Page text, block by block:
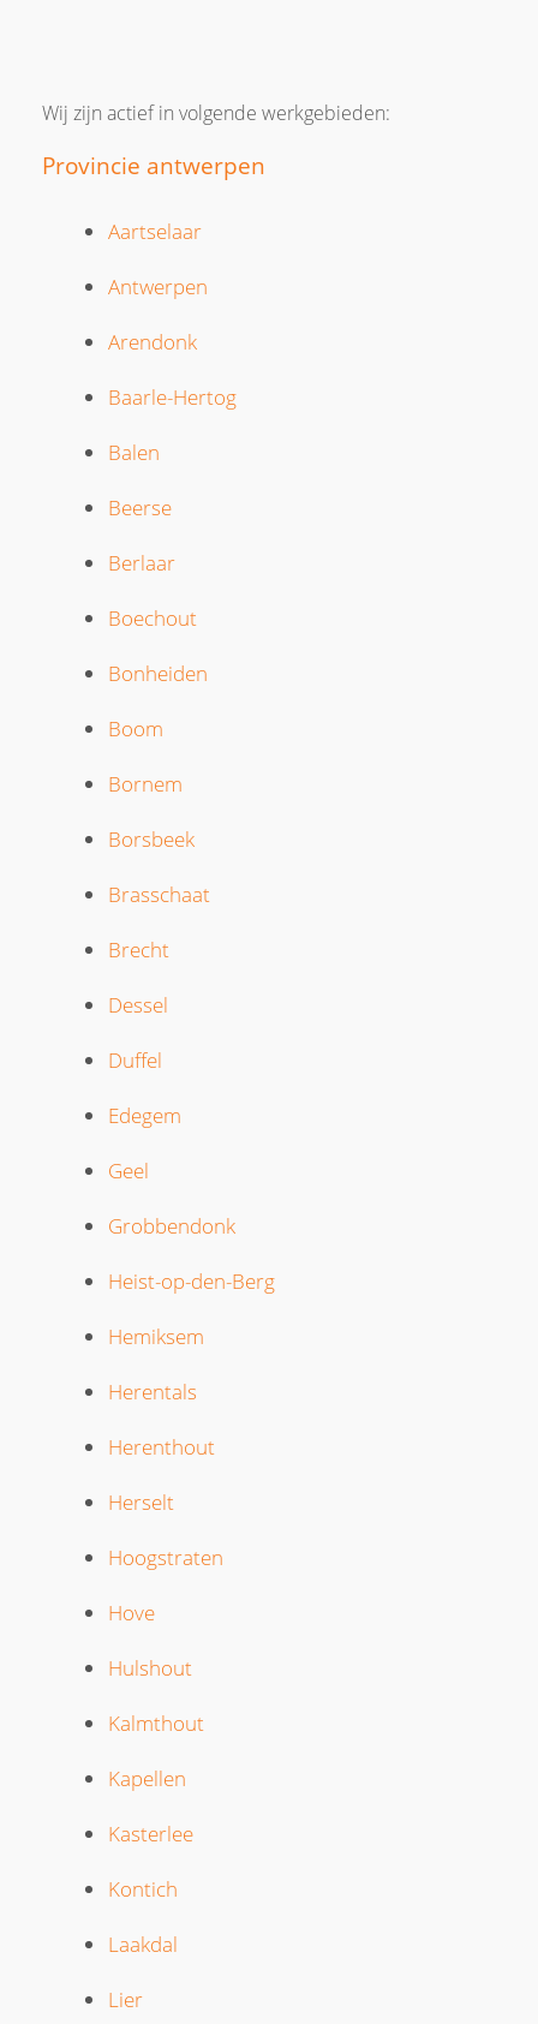
Wij zijn actief in volgende werkgebieden:
Provincie antwerpen
Aartselaar
Antwerpen
Arendonk
Baarle-Hertog
Balen
Beerse
Berlaar
Boechout
Bonheiden
Boom
Bornem
Borsbeek
Brasschaat
Brecht
Dessel
Duffel
Edegem
Geel
Grobbendonk
Heist-op-den-Berg
Hemiksem
Herentals
Herenthout
Herselt
Hoogstraten
Hove
Hulshout
Kalmthout
Kapellen
Kasterlee
Kontich
Laakdal
Lier